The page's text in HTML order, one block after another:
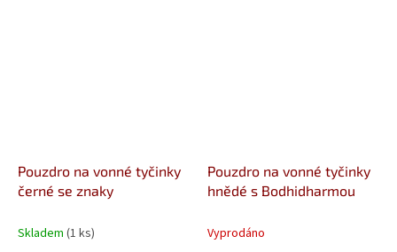
Pouzdro na vonné tyčinky
černé se znaky
Skladem (1 ks)
Pouzdro na vonné tyčinky
hnědé s Bodhidharmou
Vyprodáno